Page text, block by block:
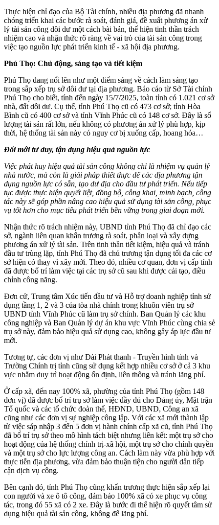
Thực hiện chỉ đạo của Bộ Tài chính, nhiều địa phương đã nhanh
chóng triển khai các bước rà soát, đánh giá, đề xuất phương án xử
lý tài sản công dôi dư một cách bài bản, thể hiện tinh thần trách
nhiệm cao và nhận thức rõ ràng về vai trò của tài sản công trong
việc tạo nguồn lực phát triển kinh tế - xã hội địa phương.
Phú Thọ: Chủ động, sáng tạo và tiết kiệm
Phú Thọ đang nổi lên như một điểm sáng về cách làm sáng tạo
trong sắp xếp trụ sở dôi dư tại địa phương. Báo cáo từ Sở Tài chính
Phú Thọ cho biết, tính đến ngày 15/7/2025, toàn tỉnh có 1.021 cơ sở
nhà, đất dôi dư. Cụ thể, tỉnh Phú Thọ cũ có 473 cơ sở; tỉnh Hòa
Bình cũ có 400 cơ sở và tỉnh Vĩnh Phúc cũ có 148 cơ sở. Đây là số
lượng tài sản rất lớn, nếu không có phương án xử lý phù hợp, kịp
thời, hệ thống tài sản này có nguy cơ bị xuống cấp, hoang hóa…
Đổi mới tư duy, tận dụng hiệu quả nguồn lực
Việc phát huy hiệu quả tài sản công không chỉ là nhiệm vụ quản lý
nhà nước, mà còn là giải pháp thiết thực để các địa phương tận
dụng nguồn lực có sẵn, tạo dư địa cho đầu tư phát triển. Nếu tiếp
tục được thực hiện quyết liệt, đồng bộ, công khai, minh bạch, công
tác này sẽ góp phần nâng cao hiệu quả sử dụng tài sản công, phục
vụ tốt hơn cho mục tiêu phát triển bền vững trong giai đoạn mới.
Nhận thức rõ trách nhiệm này, UBND tỉnh Phú Thọ đã chỉ đạo các
sở, ngành liên quan khẩn trương rà soát, phân loại và xây dựng
phương án xử lý tài sản. Trên tinh thần tiết kiệm, hiệu quả và tránh
đầu tư trùng lặp, tỉnh Phú Thọ đã chủ trương tận dụng tối đa các cơ
sở hiện có thay vì xây mới. Theo đó, nhiều cơ quan, đơn vị cấp tỉnh
đã được bố trí làm việc tại các trụ sở cũ sau khi được cải tạo, điều
chỉnh công năng.
Đơn cử, Trung tâm Xúc tiến đầu tư và Hỗ trợ doanh nghiệp tỉnh sử
dụng tầng 1, 2 và 3 của tòa nhà chính trong khuôn viên trụ sở
UBND tỉnh Vĩnh Phúc cũ làm trụ sở chính. Ban Quản lý các khu
công nghiệp và Ban Quản lý dự án khu vực Vĩnh Phúc cùng chia sẻ
trụ sở này, đảm bảo hiệu quả sử dụng cao, không gây áp lực đầu tư
mới.
Tương tự, các đơn vị như Đài Phát thanh - Truyền hình tỉnh và
Trường Chính trị tỉnh cũng sử dụng kết hợp nhiều cơ sở ở cả 3 khu
vực nhằm duy trì hoạt động ổn định, liên thông và tránh lãng phí.
Ở cấp xã, đến nay 100% xã, phường của tỉnh Phú Thọ (gồm 148
đơn vị) đã được bố trí trụ sở làm việc đầy đủ cho Đảng ủy, Mặt trận
Tổ quốc và các tổ chức đoàn thể, HĐND, UBND, Công an xã
cũng như các đơn vị sự nghiệp công lập. Với các xã mới thành lập
từ việc sáp nhập 3 đến 5 đơn vị hành chính cấp xã cũ, tỉnh Phú Thọ
đã bố trí trụ sở theo mô hình tách biệt nhưng liên kết: một trụ sở cho
hoạt động của hệ thống chính trị-xã hội, một trụ sở cho chính quyền
và một trụ sở cho lực lượng công an. Cách làm này vừa phù hợp với
thực tiễn địa phương, vừa đảm bảo thuận tiện cho người dân tiếp
cận dịch vụ công.
Bên cạnh đó, tỉnh Phú Thọ cũng khẩn trương thực hiện sắp xếp lại
con người và xe ô tô công, đảm bảo 100% xã có xe phục vụ công
tác, trong đó 55 xã có 2 xe. Đây là bước đi thể hiện rõ quyết tâm sử
dụng hiệu quả tài sản công, không để lãng phí.